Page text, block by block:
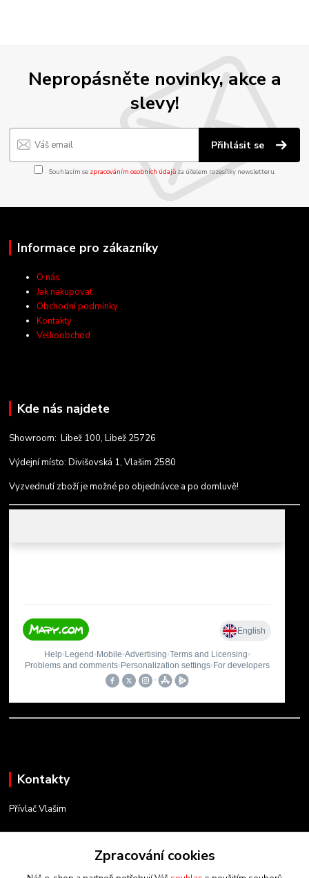
Nepropásněte novinky, akce a
slevy!
Přihlásit se
Souhlasím se zpracováním osobních údajůza účelem rozesílky newsletteru.
Informace pro zákazníky
O nás
Jak nakupovat
Obchodní podmínky
Kontakty
Velkoobchod
Kde nás najdete
Showroom: Libež 100, Libež 25726
Výdejní místo: Divišovská 1, Vlašim 2580
Vyzvednutí zboží je možné po objednávce a po domluvě!
Kontakty
Přívlač Vlašim
734 754 584
Zpracování cookies